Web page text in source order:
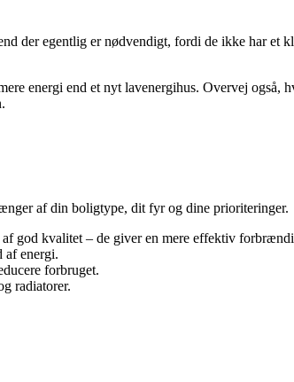
der egentlig er nødvendigt, fordi de ikke har et
energi end et nyt lavenergihus. Overvej også,
af din boligtype, dit fyr og dine prioriteringer.
kvalitet – de giver en mere effektiv
af energi.
forbruget.
radiatorer.